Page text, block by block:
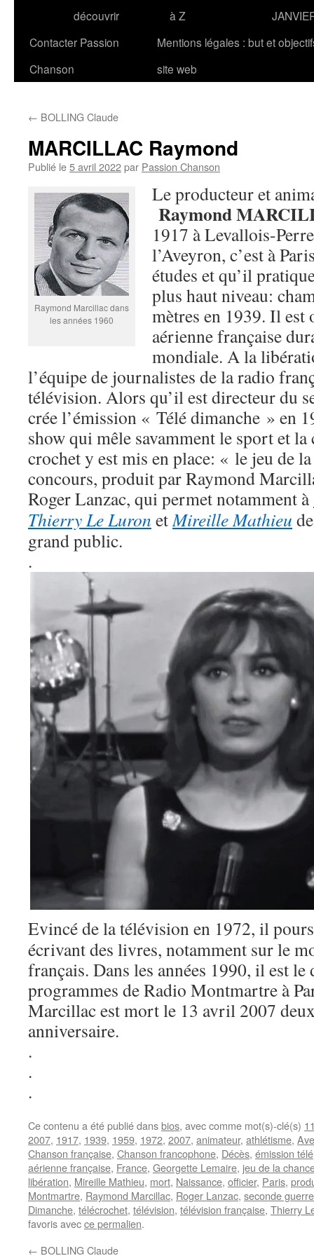
découvrir
à Z
Contacter Passion
Chanson
Mentions légales : but et
site web
← BOLLING Claude
MARCILLAC Raymond
Publié le5 avril 2022par Passion Chanson
Raymond Marcillac dans
les années 1960
Le producteur et
Raymond
1917 à Levallois-
l’Aveyron, c’est à
études et qu’il
plus haut niveau:
mètres en 1939. Il
aérienne française
mondiale. A la
l’équipe de journalistes de la radio
télévision. Alors qu’il est directeur du
crée l’émission « Télé dimanche » en
show qui mêle savamment le sport et la
crochet y est mis en place: « le jeu de
concours, produit par Raymond
Roger Lanzac, qui permet notamment à
Thierry Le Luron etMireille Mathieu
grand public.
.
Evincé de la télévision en 1972, il
écrivant des livres, notamment sur le
français. Dans les années 1990, il est le
programmes de Radio Montmartre à
Marcillac est mort le 13 avril 2007
anniversaire.
.
.
.
Ce contenu a été publié dansbios, avec comme mot(s)-clé(s)
2007, 1917, 1939, 1959, 1972, 2007, animateur, athlétisme,
Chanson française, Chanson francophone, Décès, émission télé
aérienne française, France, Georgette Lemaire, jeu de la
libération, Mireille Mathieu, mort, Naissance, officier, Paris,
Montmartre, Raymond Marcillac, Roger Lanzac, seconde
Dimanche, télécrochet, télévision, télévision française, Thierry
favoris avecce permalien.
← BOLLING Claude